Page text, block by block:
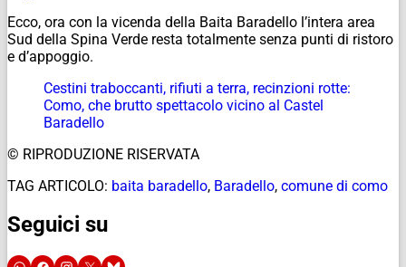
Ecco, ora con la vicenda della Baita Baradello l’intera area
Sud della Spina Verde resta totalmente senza punti di ristoro
e d’appoggio.
Cestini traboccanti, rifiuti a terra, recinzioni rotte:
Como, che brutto spettacolo vicino al Castel
Baradello
© RIPRODUZIONE RISERVATA
TAG ARTICOLO: baita baradello, Baradello, comune di como
Seguici su